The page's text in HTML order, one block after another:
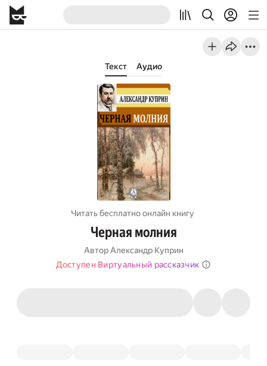
Текст Аудио
Читать бесплатно онлайн книгу
Черная молния
Автор Александр Куприн
Доступен Виртуальный рассказчик